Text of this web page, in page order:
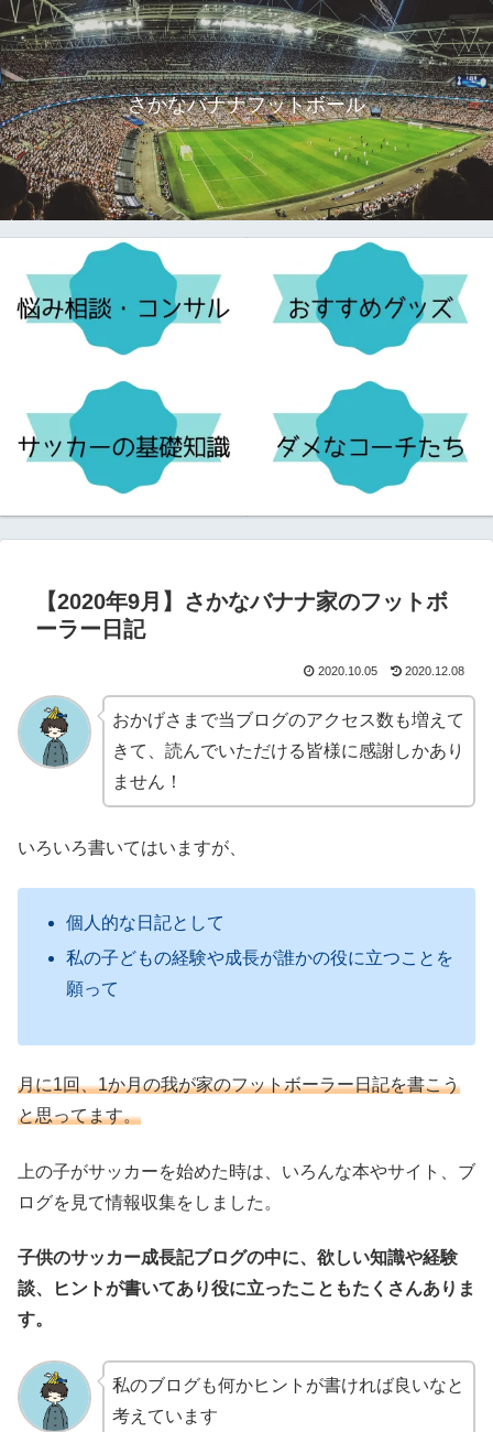
さかなバナナフットボール
【2020年9月】さかなバナナ家のフットボ
ーラー日記
2020.10.05 2020.12.08
おかげさまで当ブログのアクセス数も増えて
きて、読んでいただける皆様に感謝しかあり
ません！
いろいろ書いてはいますが、
個人的な日記として
私の子どもの経験や成長が誰かの役に立つことを
願って
月に1回、1か月の我が家のフットボーラー日記を書こう
と思ってます。
上の子がサッカーを始めた時は、いろんな本やサイト、ブ
ログを見て情報収集をしました。
子供のサッカー成長記ブログの中に、欲しい知識や経験
談、ヒントが書いてあり役に立ったこともたくさんありま
す。
私のブログも何かヒントが書ければ良いなと
考えています